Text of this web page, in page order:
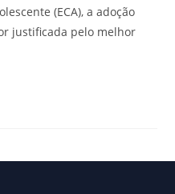
(ECA), a adoção
justificada pelo melhor